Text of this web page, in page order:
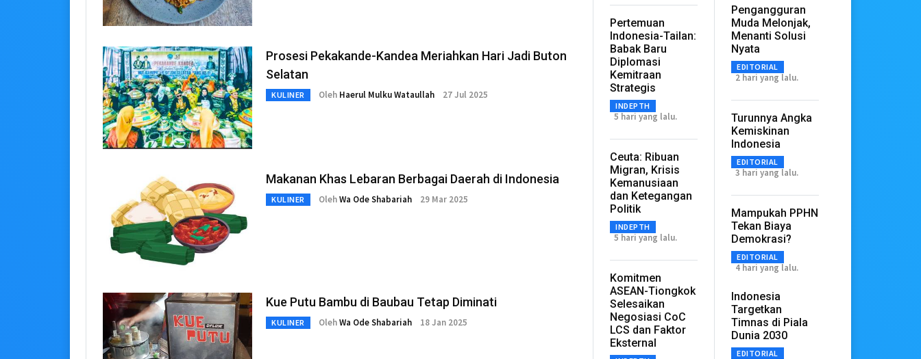
Prosesi Pekakande-Kandea Meriahkan Hari Jadi Buton
Selatan
KULINER Oleh Haerul Mulku Wataullah 27 Jul 2025
Makanan Khas Lebaran Berbagai Daerah di Indonesia
KULINER OlehWa Ode Shabariah 29 Mar 2025
Kue Putu Bambu di Baubau Tetap Diminati
KULINER OlehWa Ode Shabariah 18 Jan 2025
Pertemuan
Indonesia-Tailan:
Babak Baru
Diplomasi
Kemitraan
Strategis
INDEPTH
5 hari yang lalu.
Ceuta: Ribuan
Migran, Krisis
Kemanusiaan
dan Ketegangan
Politik
INDEPTH
5 hari yang lalu.
Komitmen
ASEAN-Tiongkok
Selesaikan
Negosiasi CoC
LCS dan Faktor
Eksternal
Pengangguran
Muda Melonjak,
Menanti Solusi
Nyata
EDITORIAL
2 hari yang lalu.
Turunnya Angka
Kemiskinan
Indonesia
EDITORIAL
3 hari yang lalu.
Mampukah PPHN
Tekan Biaya
Demokrasi?
EDITORIAL
4 hari yang lalu.
Indonesia
Targetkan
Timnas di Piala
Dunia 2030
EDITORIAL